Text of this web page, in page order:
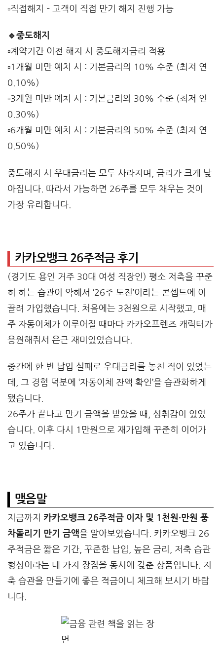
▫️직접해지 – 고객이 직접 만기 해지 진행 가능
🔹중도해지
▫️계약기간 이전 해지 시 중도해지금리 적용
▫️1개월 미만 예치 시 : 기본금리의 10% 수준 (최저 연
0.10%)
▫️3개월 미만 예치 시 : 기본금리의 30% 수준 (최저 연
0.30%)
▫️6개월 미만 예치 시 : 기본금리의 50% 수준 (최저 연
0.50%)
중도해지 시 우대금리는 모두 사라지며, 금리가 크게 낮
아집니다. 따라서 가능하면 26주를 모두 채우는 것이
가장 유리합니다.
카카오뱅크 26주적금 후기
(경기도 용인 거주 30대 여성 직장인) 평소 저축을 꾸준
히 하는 습관이 약해서 ‘26주 도전’이라는 콘셉트에 이
끌려 가입했습니다. 처음에는 3천원으로 시작했고, 매
주 자동이체가 이루어질 때마다 카카오프렌즈 캐릭터가
응원해줘서 은근 재미있었습니다.
중간에 한 번 납입 실패로 우대금리를 놓친 적이 있었는
데, 그 경험 덕분에 ‘자동이체 잔액 확인’을 습관화하게
됐습니다.
26주가 끝나고 만기 금액을 받았을 때, 성취감이 있었
습니다. 이후 다시 1만원으로 재가입해 꾸준히 이어가
고 있습니다.
맺음말
지금까지 카카오뱅크 26주적금 이자 및 1천원·만원 풍
차돌리기 만기 금액을 알아보았습니다. 카카오뱅크 26
주적금은 짧은 기간, 꾸준한 납입, 높은 금리, 저축 습관
형성이라는 네 가지 장점을 동시에 갖춘 상품입니다. 저
축 습관을 만들기에 좋은 적금이니 체크해 보시기 바랍
니다.